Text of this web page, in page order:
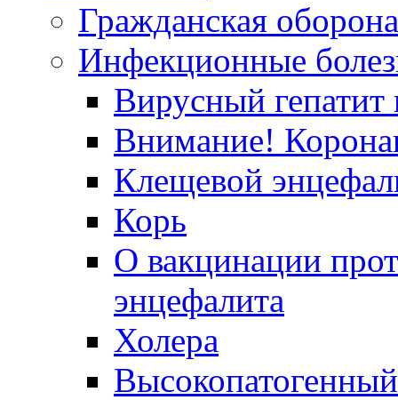
Гражданская оборона
Инфекционные
Вирусный гепатит
Внимание!
Клещевой
Корь
О вакцинации
энцефалита
Холера